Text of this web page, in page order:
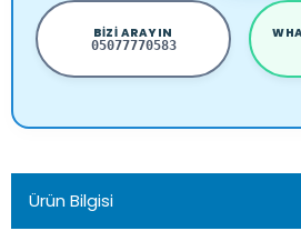
BIZI ARAYIN
05077770583
Ürün Bilgisi